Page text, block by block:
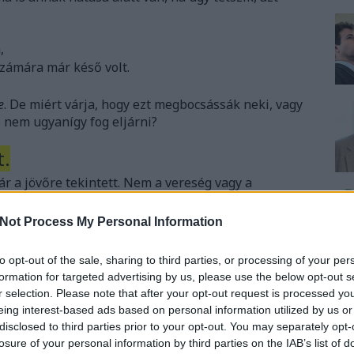
Process My Personal Information
opt-out of the sale, sharing to third parties, or processing of your
for targeted advertising by us, please use the below opt-out
selection. Please note that after your opt-out request is processed
interest-based ads based on personal information utilized by us
to third parties prior to your opt-out. You may separately
of your personal information by third parties on the IAB’s list of
már késő volt.
. De miért várja, hogy ezt megbocsássák neki, vagy
ugyanígy fog eljárni?
a jövőre tekintett. Nem a vereség vagy a
az MSZP-t akarta újra átvenni Mesterházytól.
után szinte azonnal lemondatta volna a
dönthessen, és be lehessen tolni a
belső platformot, majd új pártot alapított,
vagyonának egy részét is.
mint szocdem-liberális-konzervatív koalíció